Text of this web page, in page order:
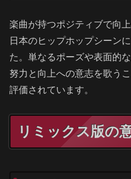
楽曲が持つポジティブで向
日本のヒップホップシーン
た。単なるポーズや表面的
努力と向上への意志を歌う
評価されています。
リミックス版の